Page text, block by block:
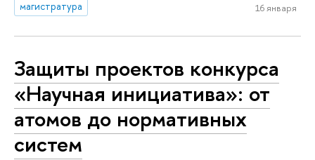
магистратура
16 января
Защиты проектов конкурса
«Научная инициатива»: от
атомов до нормативных
систем